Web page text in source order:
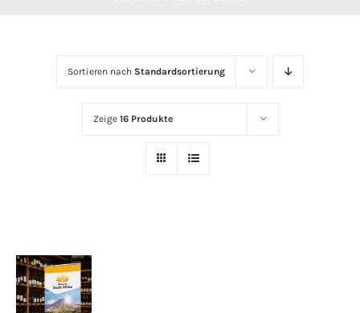
Sortieren nach Standardsortierung
Zeige 16 Produkte